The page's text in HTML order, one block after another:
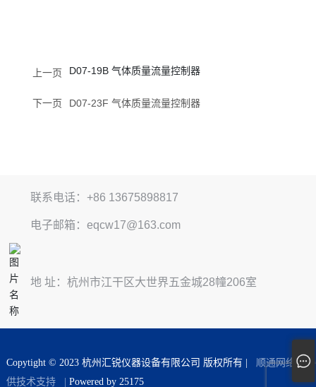
上一页 D07-19B 气体质量流量控制器
下一页 D07-23F 气体质量流量控制器
联系电话：+86 13675898817
电子邮箱：eqcw17@163.com
地 址：杭州市江干区大世界五金城28幢206室
Copytight © 2023 杭州汇锐仪器设备有限公司 版权所有 |
顺通网络提
供技术支持| Powered by 25175